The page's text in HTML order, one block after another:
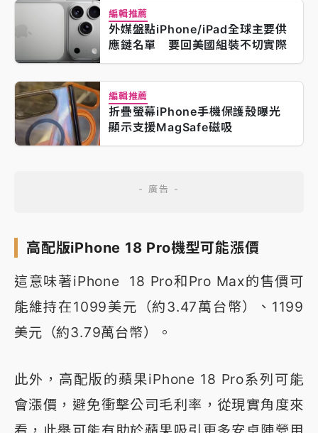
編輯推薦
外媒盤點iPhone/iPad全球主要供
應鏈名單 要回美國組裝不切實際
編輯推薦
折疊螢幕iPhone手機保護殼曝光
顯示支援MagSafe磁吸
高配版iPhone 18 Pro機型可能漲價
這意味著iPhone 18 Pro和Pro Max的售價可
能維持在1099美元（約3.47萬台幣）、1199
美元（約3.79萬台幣）。
此外，高配版的蘋果iPhone 18 Pro系列可能
會漲價，避免衝擊公司毛利率，從現實角度來